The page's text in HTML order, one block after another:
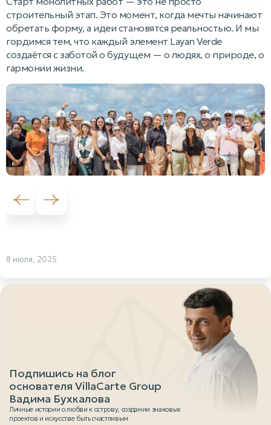
строительный этап. Это момент, когда мечты начинают
обретать форму, а идеи становятся реальностью. И мы
гордимся тем, что каждый элемент Layan Verde
создаётся с заботой о будущем — о людях, о природе, о
гармонии жизни.
Previous slide
Next slide
8 июля, 2025
Подпишись на блог
основателя VillaCarte Group
Вадима Бухкалова
Личные истории о любви к острову, создании знаковых
проектов и искусстве быть счастливым